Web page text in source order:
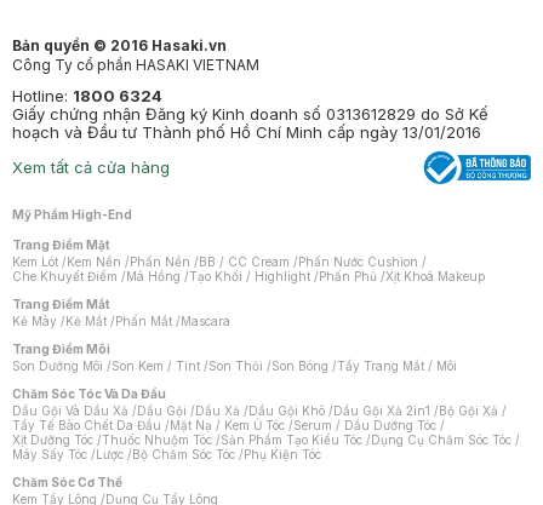
Bản quyền © 2016 Hasaki.vn
Công Ty cổ phần HASAKI VIETNAM
Hotline: 1800 6324
Giấy chứng nhận Đăng ký Kinh doanh số 0313612829 do Sở Kế
hoạch và Đầu tư Thành phố Hồ Chí Minh cấp ngày 13/01/2016
Xem tất cả cửa hàng
Mỹ Phẩm High-End
Trang Điểm Mặt
Kem Lót /Kem Nền /Phấn Nền /BB / CC Cream /Phấn Nước Cushion /
Che Khuyết Điểm /Má Hồng /Tạo Khối / Highlight /Phấn Phủ /Xịt Khoá Makeup
Trang Điểm Mắt
Kẻ Mày /Kẻ Mắt /Phấn Mắt /Mascara
Trang Điểm Môi
Son Dưỡng Môi /Son Kem / Tint /Son Thỏi /Son Bóng /Tẩy Trang Mắt / Môi
Chăm Sóc Tóc Và Da Đầu
Dầu Gội Và Dầu Xả /Dầu Gội /Dầu Xả /Dầu Gội Khô /Dầu Gội Xả 2in1 /Bộ Gội Xả /
Tẩy Tế Bào Chết Da Đầu /Mặt Nạ / Kem Ủ Tóc /Serum / Dầu Dưỡng Tóc /
Xịt Dưỡng Tóc /Thuốc Nhuộm Tóc /Sản Phẩm Tạo Kiểu Tóc /Dụng Cụ Chăm Sóc Tóc /
Máy Sấy Tóc /Lược /Bộ Chăm Sóc Tóc /Phụ Kiện Tóc
Chăm Sóc Cơ Thể
Kem Tẩy Lông /Dụng Cụ Tẩy Lông